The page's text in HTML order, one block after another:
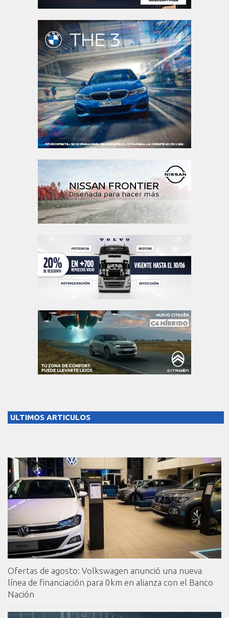
ULTIMOS ARTICULOS
Ofertas de agosto: Volkswagen anunció una nueva
línea de financiación para 0km en alianza con el Banco
Nación